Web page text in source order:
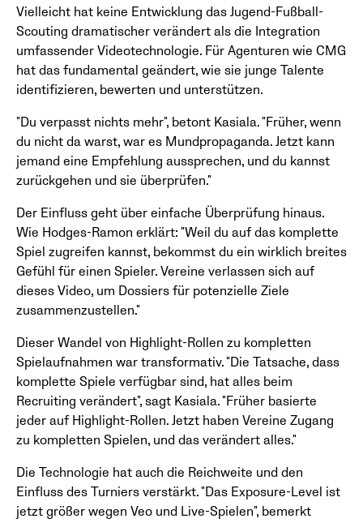
Vielleicht hat keine Entwicklung das Jugend-Fußball-
Scouting dramatischer verändert als die Integration
umfassender Videotechnologie. Für Agenturen wie CMG
hat das fundamental geändert, wie sie junge Talente
identifizieren, bewerten und unterstützen.
"Du verpasst nichts mehr", betont Kasiala. "Früher, wenn
du nicht da warst, war es Mundpropaganda. Jetzt kann
jemand eine Empfehlung aussprechen, und du kannst
zurückgehen und sie überprüfen."
Der Einfluss geht über einfache Überprüfung hinaus.
Wie Hodges-Ramon erklärt: "Weil du auf das komplette
Spiel zugreifen kannst, bekommst du ein wirklich breites
Gefühl für einen Spieler. Vereine verlassen sich auf
dieses Video, um Dossiers für potenzielle Ziele
zusammenzustellen."
Dieser Wandel von Highlight-Rollen zu kompletten
Spielaufnahmen war transformativ. "Die Tatsache, dass
komplette Spiele verfügbar sind, hat alles beim
Recruiting verändert", sagt Kasiala. "Früher basierte
jeder auf Highlight-Rollen. Jetzt haben Vereine Zugang
zu kompletten Spielen, und das verändert alles."
Die Technologie hat auch die Reichweite und den
Einfluss des Turniers verstärkt. "Das Exposure-Level ist
jetzt größer wegen Veo und Live-Spielen", bemerkt